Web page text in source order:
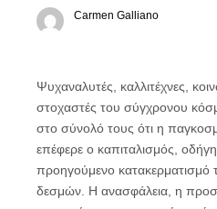
Carmen Galliano
Ψυχαναλυτές, καλλιτέχνες,
στοχαστές του σύγχρονου
στο σύνολό τους ότι η
επέφερε ο καπιταλισμός,
προηγούμενο κατακερματισμό
δεσμών. Η ανασφάλεια, η